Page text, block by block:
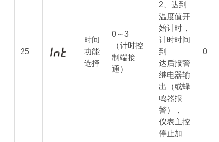
25
时间
功能
选择
0～3
（计时控
制端接
通）
2、达到
温度值开
始计时，
计时时间
到
达后报警
继电器输
出（或蜂
鸣器报
警），
仪表主控
停止加
0